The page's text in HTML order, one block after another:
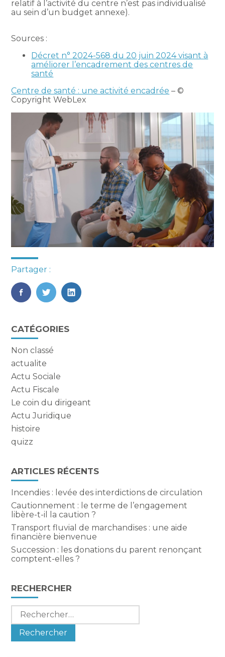
relatif à l’activité du centre n’est pas individualisé
au sein d’un budget annexe).
Sources :
Décret n° 2024-568 du 20 juin 2024 visant à
améliorer l’encadrement des centres de
santé
Centre de santé : une activité encadrée – ©
Copyright WebLex
Partager :
FaceBook
TwitterLinkedIn
Blog
sidebar
CATÉGORIES
Non classé
actualite
Actu Sociale
Actu Fiscale
Le coin du dirigeant
Actu Juridique
histoire
quizz
ARTICLES RÉCENTS
Incendies : levée des interdictions de circulation
Cautionnement : le terme de l’engagement
libère-t-il la caution ?
Transport fluvial de marchandises : une aide
financière bienvenue
Succession : les donations du parent renonçant
comptent-elles ?
RECHERCHER
Rechercher :